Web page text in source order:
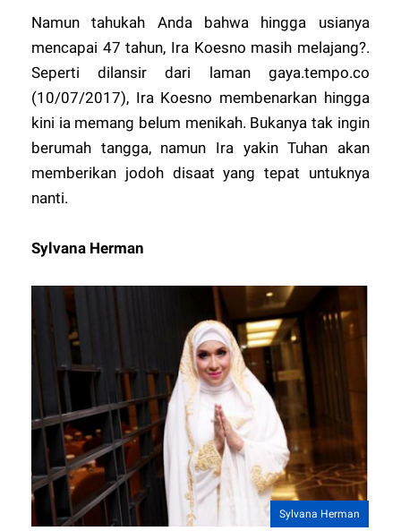
Namun tahukah Anda bahwa hingga usianya
mencapai 47 tahun, Ira Koesno masih melajang?.
Seperti dilansir dari laman gaya.tempo.co
(10/07/2017), Ira Koesno membenarkan hingga
kini ia memang belum menikah. Bukanya tak ingin
berumah tangga, namun Ira yakin Tuhan akan
memberikan jodoh disaat yang tepat untuknya
nanti.
Sylvana Herman
Sylvana Herman